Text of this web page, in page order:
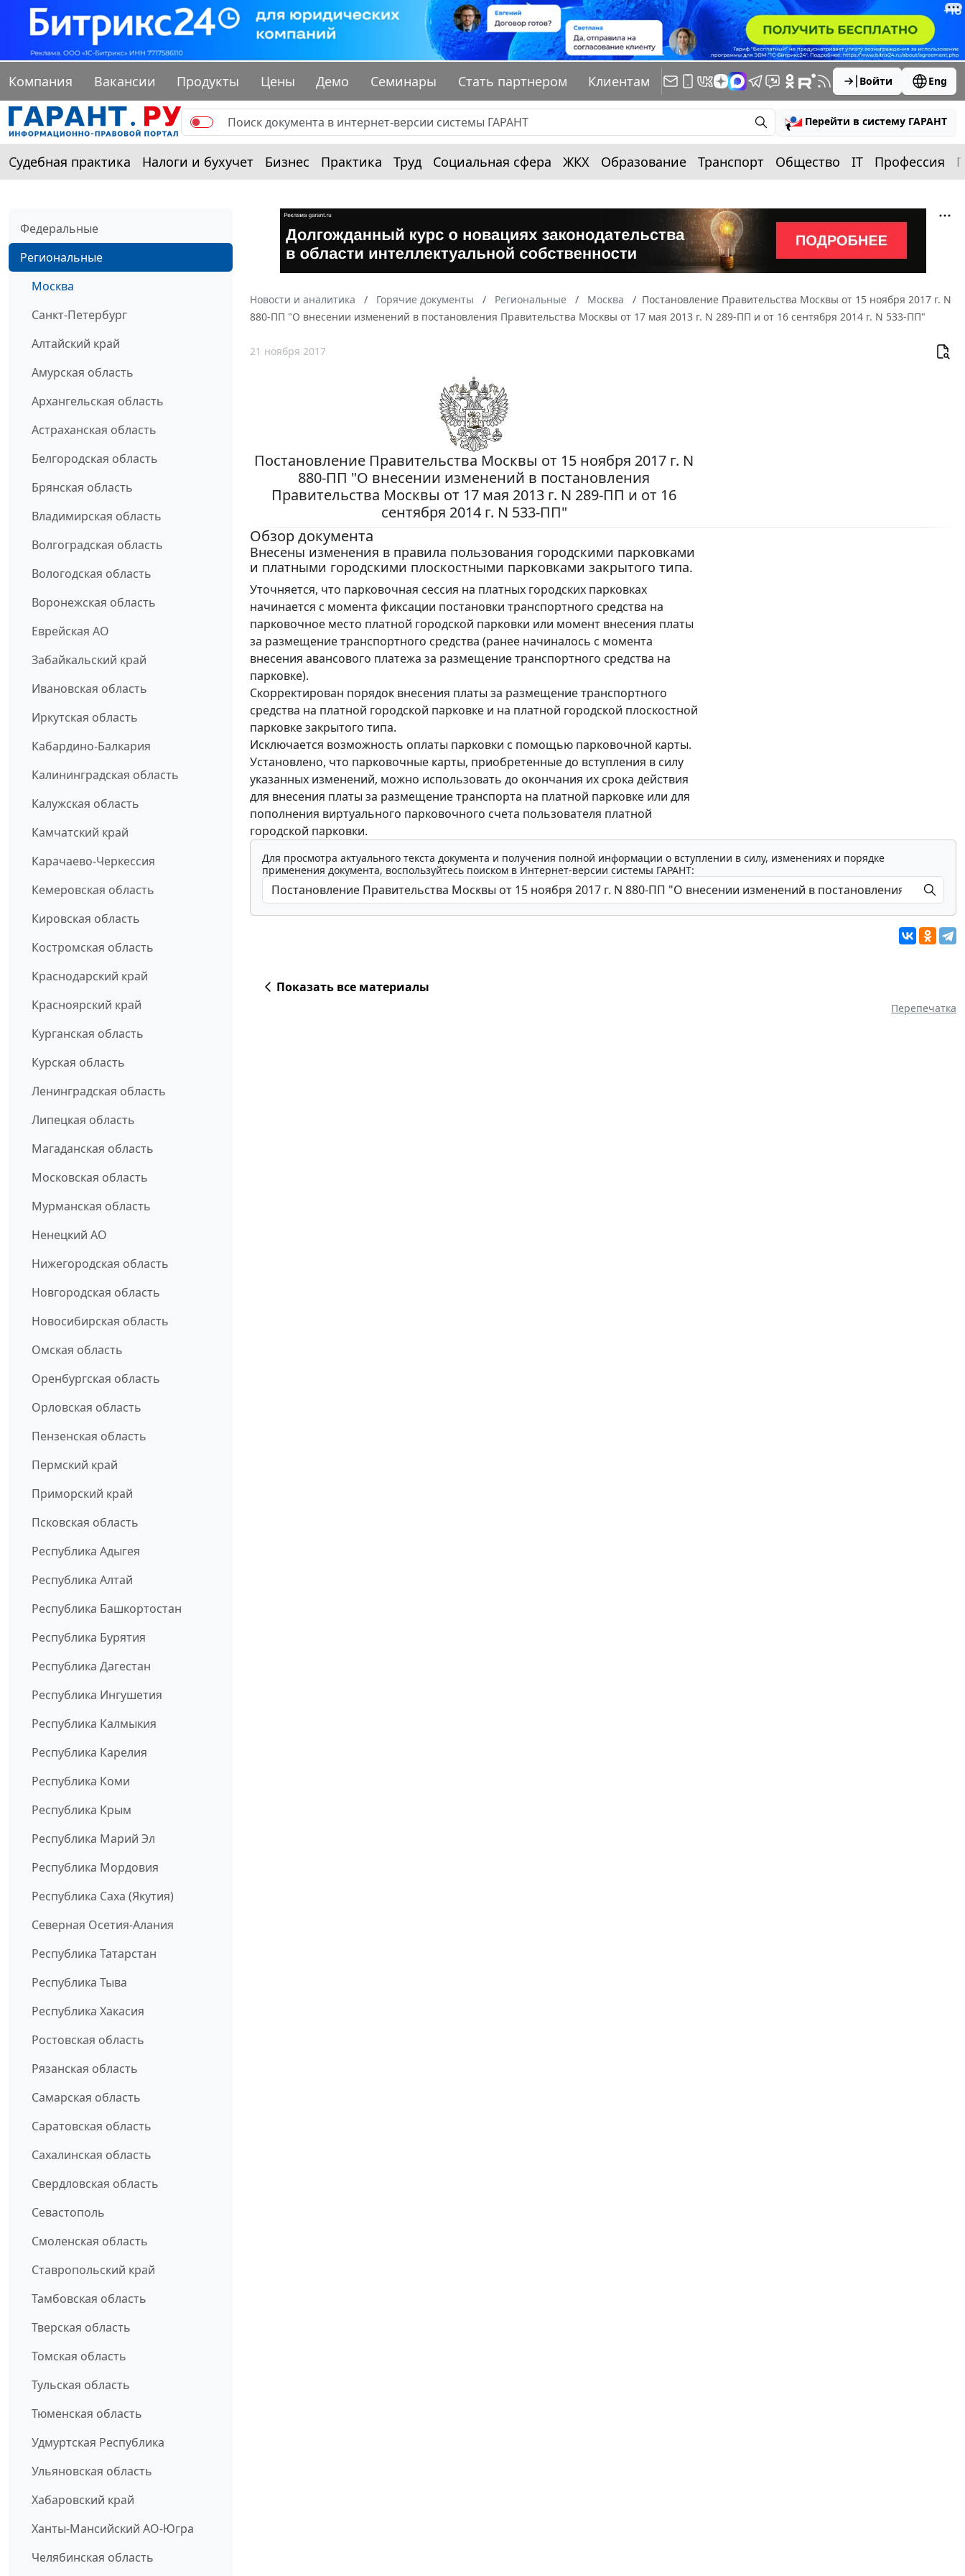
Компания Вакансии Продукты Цены Демо Семинары Стать партнером Клиентам Войти Eng
Перейти в систему ГАРАНТ
Судебная практика Налоги и бухучет Бизнес Практика Труд Социальная сфера ЖКХ Образование Транспорт Общество IT Профессия
Федеральные
Региональные
Москва
Санкт-Петербург
Алтайский край
Амурская область
Архангельская область
Астраханская область
Белгородская область
Брянская область
Владимирская область
Волгоградская область
Вологодская область
Воронежская область
Еврейская АО
Забайкальский край
Ивановская область
Иркутская область
Кабардино-Балкария
Калининградская область
Калужская область
Камчатский край
Карачаево-Черкессия
Кемеровская область
Кировская область
Костромская область
Краснодарский край
Красноярский край
Курганская область
Курская область
Ленинградская область
Липецкая область
Магаданская область
Московская область
Мурманская область
Ненецкий АО
Нижегородская область
Новгородская область
Новосибирская область
Омская область
Оренбургская область
Орловская область
Пензенская область
Пермский край
Приморский край
Псковская область
Республика Адыгея
Республика Алтай
Республика Башкортостан
Республика Бурятия
Республика Дагестан
Республика Ингушетия
Республика Калмыкия
Республика Карелия
Республика Коми
Республика Крым
Республика Марий Эл
Республика Мордовия
Республика Саха (Якутия)
Северная Осетия-Алания
Республика Татарстан
Республика Тыва
Республика Хакасия
Ростовская область
Рязанская область
Самарская область
Саратовская область
Сахалинская область
Свердловская область
Севастополь
Смоленская область
Ставропольский край
Тамбовская область
Тверская область
Томская область
Тульская область
Тюменская область
Удмуртская Республика
Ульяновская область
Хабаровский край
Ханты-Мансийский АО-Югра
Челябинская область
Новости и аналитика Горячие документы Региональные Москва
Постановление Правительства Москвы от 15 ноября 2017 г. N
880-ПП "О внесении изменений в постановления Правительства Москвы от 17 мая 2013 г. N 289-ПП и от 16 сентября 2014 г. N 533-ПП"
21 ноября 2017
Постановление Правительства Москвы от 15 ноября 2017 г. N
880-ПП "О внесении изменений в постановления
Правительства Москвы от 17 мая 2013 г. N 289-ПП и от 16
сентября 2014 г. N 533-ПП"
Обзор документа
Внесены изменения в правила пользования городскими парковками
и платными городскими плоскостными парковками закрытого типа.
Уточняется, что парковочная сессия на платных городских парковках
начинается с момента фиксации постановки транспортного средства на
парковочное место платной городской парковки или момент внесения платы
за размещение транспортного средства (ранее начиналось с момента
внесения авансового платежа за размещение транспортного средства на
парковке).
Скорректирован порядок внесения платы за размещение транспортного
средства на платной городской парковке и на платной городской плоскостной
парковке закрытого типа.
Исключается возможность оплаты парковки с помощью парковочной карты.
Установлено, что парковочные карты, приобретенные до вступления в силу
указанных изменений, можно использовать до окончания их срока действия
для внесения платы за размещение транспорта на платной парковке или для
пополнения виртуального парковочного счета пользователя платной
городской парковки.
Для просмотра актуального текста документа и получения полной информации о вступлении в силу, изменениях и порядке
применения документа, воспользуйтесь поиском в Интернет-версии системы ГАРАНТ:
Показать все материалы
Перепечатка